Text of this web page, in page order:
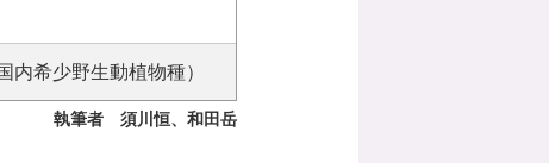
希少野生動植物種）
執筆者 須川恒、和田岳